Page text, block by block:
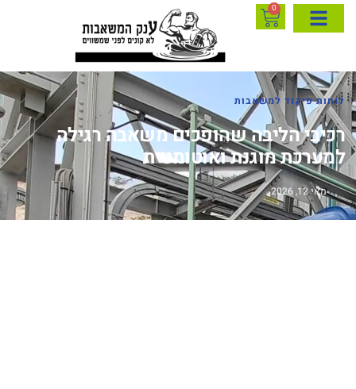
0
לוחות פיקוד למשאבות
רכיבי הליבה שהופכים משאבה רגילה
למערכת מוגנת ואוטומטית
מאי 12, 2026